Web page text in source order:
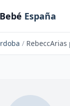
España
/